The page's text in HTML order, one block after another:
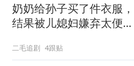
奶奶给孙子买了件衣服，
结果被儿媳妇嫌弃太便
二毛追剧 4跟贴